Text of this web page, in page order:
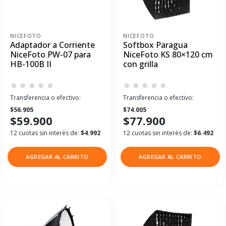
NICEFOTO
Adaptador a Corriente
NiceFoto PW-07 para
HB-100B II
Transferencia o efectivo:
$56.905
$59.900
12 cuotas sin interés de: $4.992
AGREGAR AL CARRITO
NICEFOTO
Softbox Paragua
NiceFoto KS 80×120 cm
con grilla
Transferencia o efectivo:
$74.005
$77.900
12 cuotas sin interés de: $6.492
AGREGAR AL CARRITO